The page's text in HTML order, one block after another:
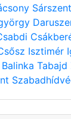
Isztimér
Balinka Tabajd